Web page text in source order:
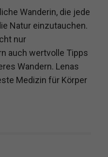
Wanderin, die jede
Natur einzutauchen.
nur
auch wertvolle Tipps
Wandern. Lenas
Medizin für Körper